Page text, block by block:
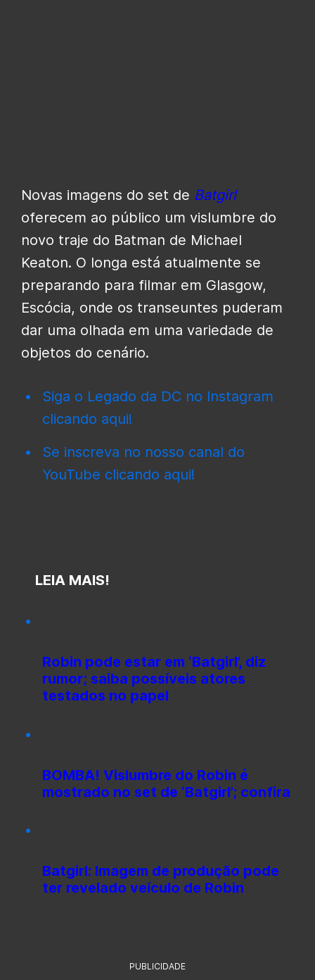
Novas imagens do set de Batgirl
oferecem ao público um vislumbre do
novo traje do Batman de Michael
Keaton. O longa está atualmente se
preparando para filmar em Glasgow,
Escócia, onde os transeuntes puderam
dar uma olhada em uma variedade de
objetos do cenário.
Siga o Legado da DC no Instagram
clicando aqui!
Se inscreva no nosso canal do
YouTube clicando aqui!
LEIA MAIS!
Robin pode estar em ‘Batgirl’, diz
rumor; saiba possíveis atores
testados no papel
BOMBA! Vislumbre do Robin é
mostrado no set de ‘Batgirl’; confira
Batgirl: Imagem de produção pode
ter revelado veículo de Robin
PUBLICIDADE